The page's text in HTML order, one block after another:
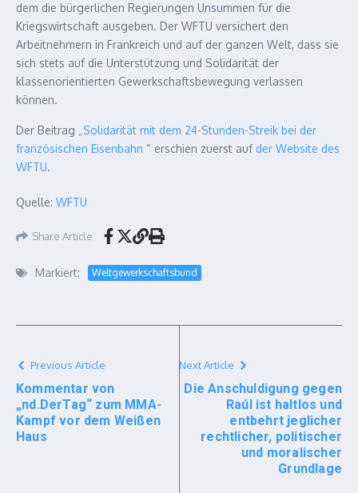
dem die bürgerlichen Regierungen Unsummen für die
Kriegswirtschaft ausgeben. Der WFTU versichert den
Arbeitnehmern in Frankreich und auf der ganzen Welt, dass sie
sich stets auf die Unterstützung und Solidarität der
klassenorientierten Gewerkschaftsbewegung verlassen
können.
Der Beitrag
„Solidarität mit dem 24-Stunden-Streik bei der
französischen Eisenbahn “ erschien zuerst aufder Website des
WFTU.
Quelle: WFTU
Share Article
Markiert: Weltgewerkschaftsbund
Previous Article
Kommentar von
„nd.DerTag“ zum MMA-
Kampf vor dem Weißen
Haus
Next Article
Die Anschuldigung gegen
Raúl ist haltlos und
entbehrt jeglicher
rechtlicher, politischer
und moralischer
Grundlage